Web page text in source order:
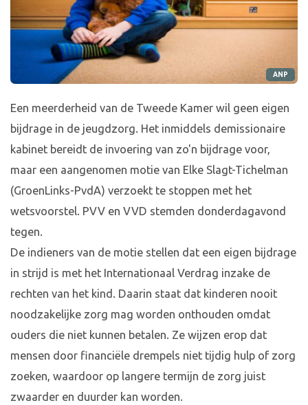
ANP
Een meerderheid van de Tweede Kamer wil geen eigen
bijdrage in de jeugdzorg. Het inmiddels demissionaire
kabinet bereidt de invoering van zo'n bijdrage voor,
maar een aangenomen motie van Elke Slagt-Tichelman
(GroenLinks-PvdA) verzoekt te stoppen met het
wetsvoorstel. PVV en VVD stemden donderdagavond
tegen.
De indieners van de motie stellen dat een eigen bijdrage
in strijd is met het Internationaal Verdrag inzake de
rechten van het kind. Daarin staat dat kinderen nooit
noodzakelijke zorg mag worden onthouden omdat
ouders die niet kunnen betalen. Ze wijzen erop dat
mensen door financiële drempels niet tijdig hulp of zorg
zoeken, waardoor op langere termijn de zorg juist
zwaarder en duurder kan worden.